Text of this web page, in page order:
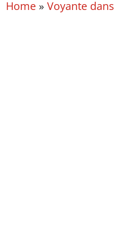
Home » Voyante